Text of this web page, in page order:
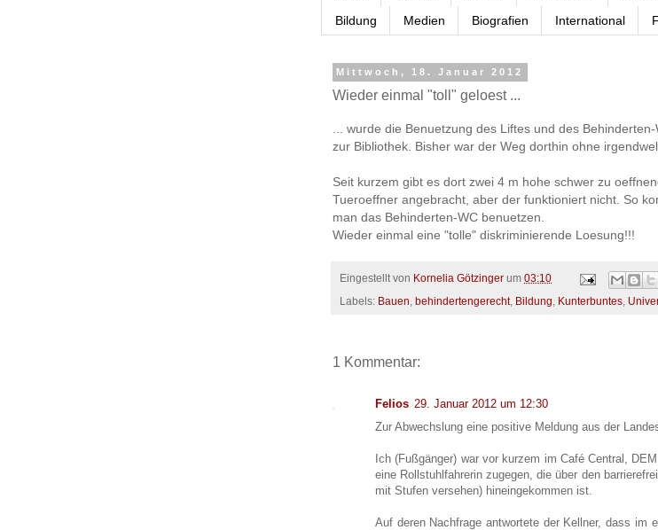
Bildung Medien Biografien International
Mittwoch, 18. Januar 2012
Wieder einmal "toll" geloest ...
... wurde die Benuetzung des Liftes und des
zur Bibliothek. Bisher war der Weg dorthin ohne
Seit kurzem gibt es dort zwei 4 m hohe schwer zu
Tueroeffner angebracht, aber der funktioniert nicht. So
man das Behinderten-WC benuetzen.
Wieder einmal eine "tolle" diskriminierende Loesung!!!
Eingestellt von Kornelia Götzinger um 03:10
Labels: Bauen behindertengerecht, Bildung Kunterbuntes
1 Kommentar:
Felios 29. Januar 2012 um 12:30
Zur Abwechslung eine positive Meldung aus der
Ich (Fußgänger) war vor kurzem im Café Central,
eine Rollstuhlfahrerin zugegen, die über den
mit Stufen versehen) hineingekommen ist.
Auf deren Nachfrage antwortete der Kellner, dass im